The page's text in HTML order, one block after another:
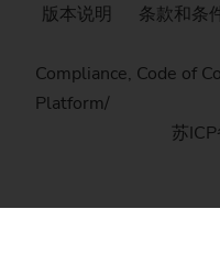
版本说明 条款和条
Compliance, Code of
Platform
苏